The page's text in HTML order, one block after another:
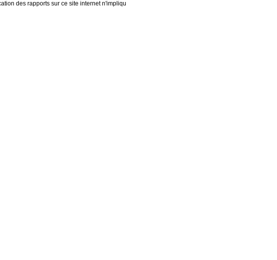
des rapports sur ce site internet n'impliqu